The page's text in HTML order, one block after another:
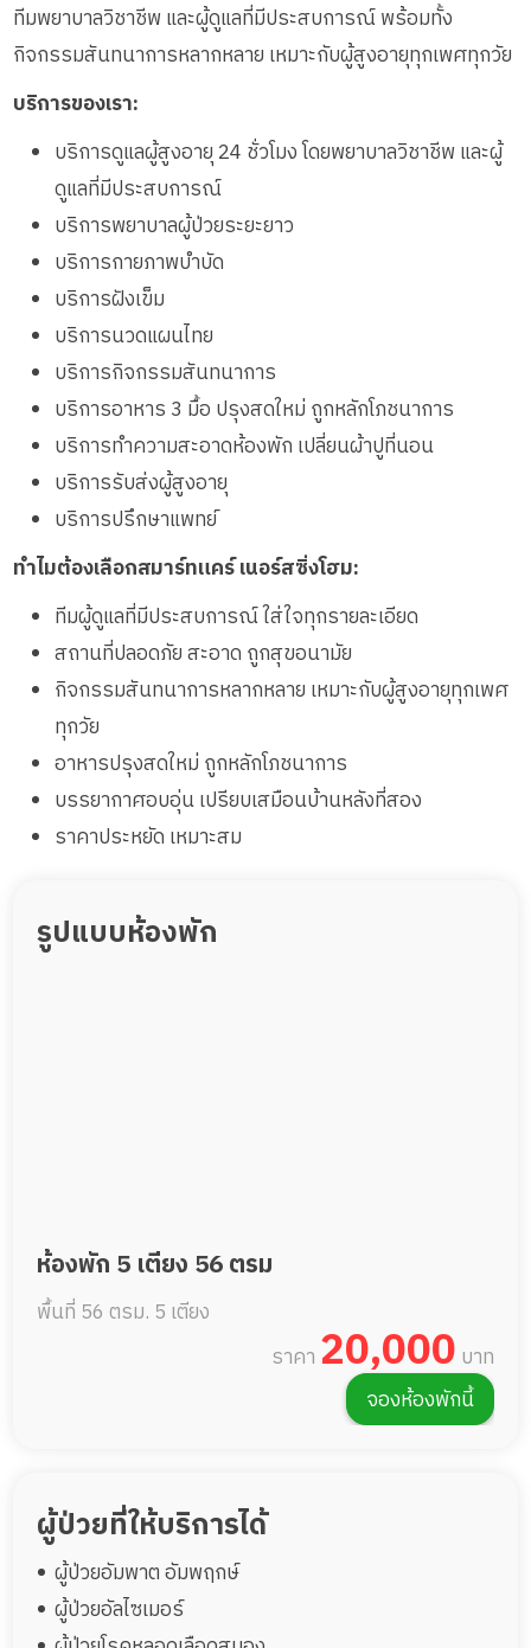
ทีมพยาบาลวิชาชีพ และผู้ดูแลที่มีประสบการณ์ พร้อมทั้ง
กิจกรรมสันทนาการหลากหลาย เหมาะกับผู้สูงอายุทุกเพศทุกวัย
บริการของเรา:
บริการดูแลผู้สูงอายุ 24 ชั่วโมง โดยพยาบาลวิชาชีพ และผู้
ดูแลที่มีประสบการณ์
บริการพยาบาลผู้ป่วยระยะยาว
บริการกายภาพบำบัด
บริการฝังเข็ม
บริการนวดแผนไทย
บริการกิจกรรมสันทนาการ
บริการอาหาร 3 มื้อ ปรุงสดใหม่ ถูกหลักโภชนาการ
บริการทำความสะอาดห้องพัก เปลี่ยนผ้าปูที่นอน
บริการรับส่งผู้สูงอายุ
บริการปรึกษาแพทย์
ทำไมต้องเลือกสมาร์ทแคร์ เนอร์สซิ่งโฮม:
ทีมผู้ดูแลที่มีประสบการณ์ ใส่ใจทุกรายละเอียด
สถานที่ปลอดภัย สะอาด ถูกสุขอนามัย
กิจกรรมสันทนาการหลากหลาย เหมาะกับผู้สูงอายุทุกเพศ
ทุกวัย
อาหารปรุงสดใหม่ ถูกหลักโภชนาการ
บรรยากาศอบอุ่น เปรียบเสมือนบ้านหลังที่สอง
ราคาประหยัด เหมาะสม
รูปแบบห้องพัก
ห้องพัก 5 เตียง 56 ตรม
พื้นที่ 56 ตรม. 5 เตียง
ราคา 20,000 บาท
จองห้องพักนี้
ผู้ป่วยที่ให้บริการได้
ผู้ป่วยอัมพาต อัมพฤกษ์
ผู้ป่วยอัลไซเมอร์